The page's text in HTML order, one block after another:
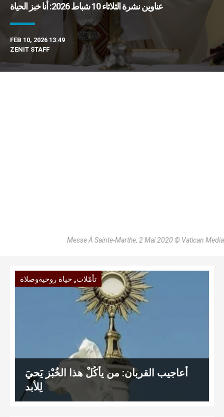
عناوين نشرة الثلاثاء 10 شباط 2026: أنا خبز الحياة
FEB 10, 2026 13:49
ZENIT STAFF
Messe À Sainte-Marthe, 2 Mai 2020 © Vatican Media
تأمّلات, حياة روحيةوصلاة
أعاجيب القربان: من يأكُلْ هذا الخُبْز يَحيَ
لِلأبد